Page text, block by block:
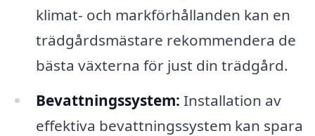
klimat- och markförhållanden kan en
trädgårdsmästare rekommendera de
bästa växterna för just din trädgård.
Bevattningssystem: Installation av
effektiva bevattningssystem kan spara